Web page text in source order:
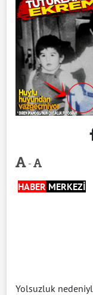
-
HABER MERKEZİ
Yolsuzluk